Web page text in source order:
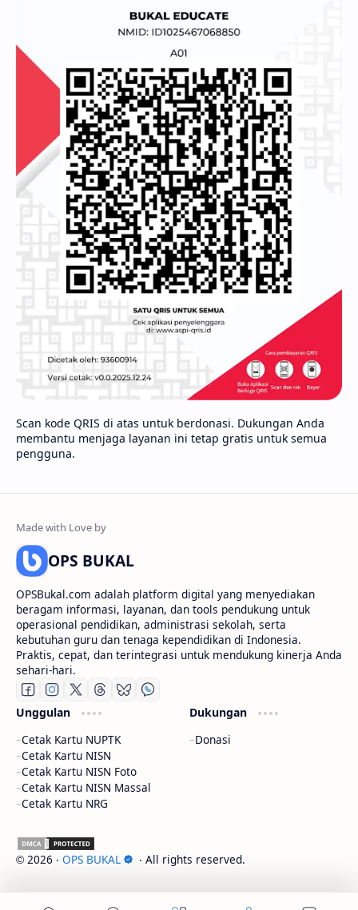
Scan kode QRIS di atas untuk berdonasi. Dukungan Anda
membantu menjaga layanan ini tetap gratis untuk semua
pengguna.
OPS BUKAL
OPSBukal.com adalah platform digital yang menyediakan
beragam informasi, layanan, dan tools pendukung untuk
operasional pendidikan, administrasi sekolah, serta
kebutuhan guru dan tenaga kependidikan di Indonesia.
Praktis, cepat, dan terintegrasi untuk mendukung kinerja Anda
sehari-hari.
Unggulan
Cetak Kartu NUPTK
Cetak Kartu NISN
Cetak Kartu NISN Foto
Cetak Kartu NISN Massal
Cetak Kartu NRG
Dukungan
Donasi
© 2026 ‧ OPS BUKAL ‧ All rights reserved.